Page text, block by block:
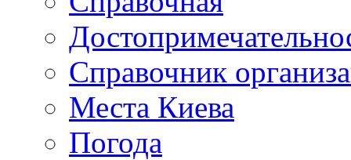
Справочник
Места Киева
Погода